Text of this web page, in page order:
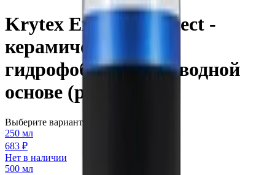
Krytex Exterior Protect -
керамический
гидрофобизатор на водной
основе (ручной), 1 л
Выберите вариант:
250 мл
683 ₽
Нет в наличии
500 мл